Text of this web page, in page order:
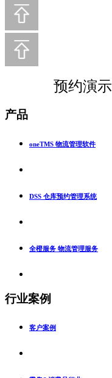
预约演示
产品
oneTMS 物流管理软件
DSS 仓库预约管理系统
全橙服务 物流管理服务
行业案例
客户案例